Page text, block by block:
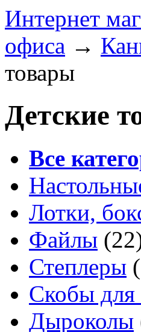
Интернет
офиса →
товары
Детские
Все
Лотки,
Файлы
Степлеры
Скобы для
Дыроколы